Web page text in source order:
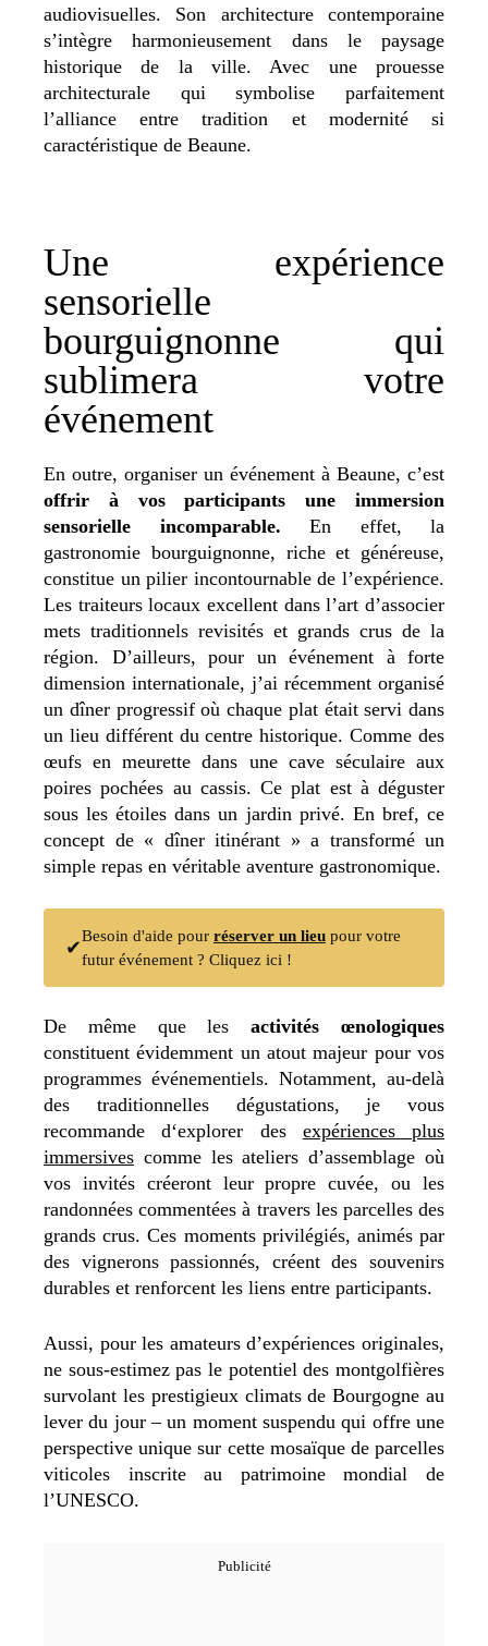
audiovisuelles. Son architecture contemporaine
s’intègre harmonieusement dans le paysage
historique de la ville. Avec une prouesse
architecturale qui symbolise parfaitement
l’alliance entre tradition et modernité si
caractéristique de Beaune.
Une expérience
sensorielle
bourguignonne qui
sublimera votre
événement
En outre, organiser un événement à Beaune, c’est
offrir à vos participants une immersion
sensorielle incomparable. En effet, la
gastronomie bourguignonne, riche et généreuse,
constitue un pilier incontournable de l’expérience.
Les traiteurs locaux excellent dans l’art d’associer
mets traditionnels revisités et grands crus de la
région. D’ailleurs, pour un événement à forte
dimension internationale, j’ai récemment organisé
un dîner progressif où chaque plat était servi dans
un lieu différent du centre historique. Comme des
œufs en meurette dans une cave séculaire aux
poires pochées au cassis. Ce plat est à déguster
sous les étoiles dans un jardin privé. En bref, ce
concept de « dîner itinérant » a transformé un
simple repas en véritable aventure gastronomique.
✔
Besoin d'aide pour réserver un lieu pour votre
futur événement ? Cliquez ici !
De même que lesactivités œnologiques
constituent évidemment un atout majeur pour vos
programmes événementiels. Notamment, au-delà
des traditionnelles dégustations, je vous
recommande d‘explorer des expériences plus
immersives comme les ateliers d’assemblage où
vos invités créeront leur propre cuvée, ou les
randonnées commentées à travers les parcelles des
grands crus. Ces moments privilégiés, animés par
des vignerons passionnés, créent des souvenirs
durables et renforcent les liens entre participants.
Aussi, pour les amateurs d’expériences originales,
ne sous-estimez pas le potentiel des montgolfières
survolant les prestigieux climats de Bourgogne au
lever du jour– un moment suspendu qui offre une
perspective unique sur cette mosaïque de parcelles
viticoles inscrite au patrimoine mondial de
l’UNESCO.